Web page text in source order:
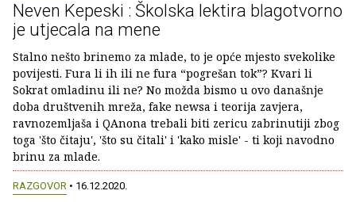
Neven Kepeski : Školska lektira blagotvorno
je utjecala na mene
Stalno nešto brinemo za mlade, to je opće mjesto svekolike
povijesti. Fura li ih ili ne fura “pogrešan tok”? Kvari li
Sokrat omladinu ili ne? No možda bismo u ovo današnje
doba društvenih mreža, fake newsa i teorija zavjera,
ravnozemljaša i QAnona trebali biti zericu zabrinutiji zbog
toga 'što čitaju', 'što su čitali' i 'kako misle' - ti koji navodno
brinu za mlade.
RAZGOVOR • 16.12.2020.